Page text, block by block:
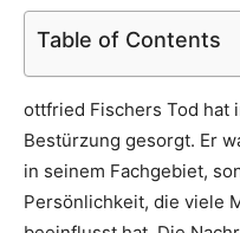
Table of Contents
ottfried Fischers Tod hat
Bestürzung gesorgt. Er
in seinem Fachgebiet,
Persönlichkeit, die viele